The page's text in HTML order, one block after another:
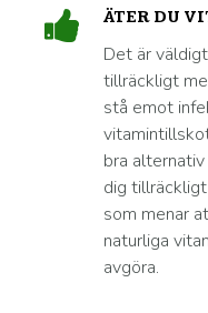
ÄTER DU
Det är
tillräckligt
stå emot
bra
dig
som menar
naturliga
avgöra.